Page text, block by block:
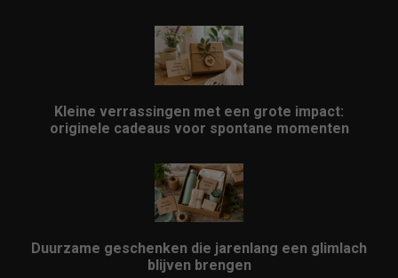
Kleine verrassingen met een grote impact:
originele cadeaus voor spontane momenten
Duurzame geschenken die jarenlang een glimlach
blijven brengen